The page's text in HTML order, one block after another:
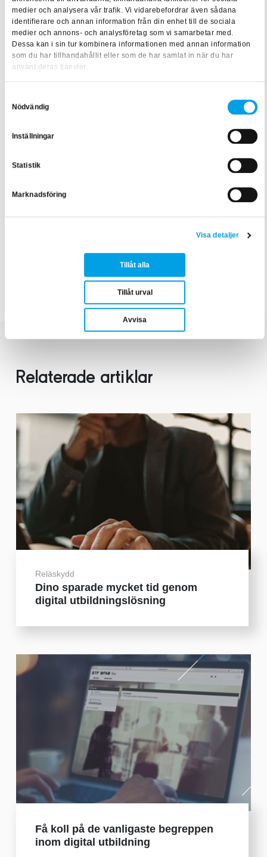
medier och analysera vår trafik. Vi vidarebefordrar även sådana
identifierare och annan information från din enhet till de sociala
medier och annons- och analysföretag som vi samarbetar med.
Dessa kan i sin tur kombinera informationen med annan information
som du har tillhandahållit eller som de har samlat in när du har
använt deras tjänster.
Nödvändig
Inställningar
Statistik
Marknadsföring
Visa detaljer
Tillåt alla
Tillåt urval
Avvisa
ytterligare inför nästa utbildningstillfälle. Det ska
verkligen bli roligt att träffa nya deltagare och genomföra en
hybridutbildning igen. Vi har verkligen lärt oss på vägen och
vet hur vi ska göra det ännu bättre. Om du tvekar att delta på
Selektivplaner – för
elanläggningsskydd
Texten är skriven av:
, Content Creator inom
Relaterade artiklar
Reläskydd
Dino sparade mycket tid genom
digital utbildningslösning
Få koll på de vanligaste begreppen
inom digital utbildning